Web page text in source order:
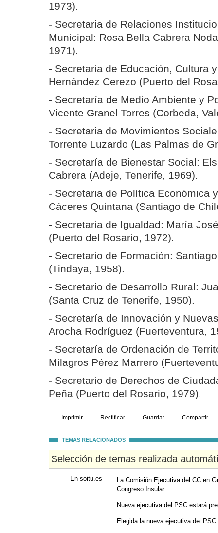
1973).
- Secretaria de Relaciones
Municipal: Rosa Bella Cabrera
1971).
- Secretaria de Educación, Cultura
Hernández Cerezo (Puerto del
- Secretaría de Medio Ambiente y
Vicente Granel Torres (Corbeda,
- Secretaria de Movimientos
Torrente Luzardo (Las Palmas de
- Secretaría de Bienestar Social:
Cabrera (Adeje, Tenerife, 1969).
- Secretaria de Política Económica
Cáceres Quintana (Santiago de
- Secretaria de Igualdad: María
(Puerto del Rosario, 1972).
- Secretario de Formación:
(Tindaya, 1958).
- Secretario de Desarrollo Rural:
(Santa Cruz de Tenerife, 1950).
- Secretaría de Innovación y
Arocha Rodríguez (Fuerteventura,
- Secretaría de Ordenación de
Milagros Pérez Marrero
- Secretario de Derechos de
Peña (Puerto del Rosario, 1979).
Imprimir Rectificar Guardar Compartir
TEMAS RELACIONADOS
Selección de temas realizada
En soitu.es
La Comisión Ejecutiva del CC en
Congreso Insular
Nueva ejecutiva del PSC estará
Elegida la nueva ejecutiva del